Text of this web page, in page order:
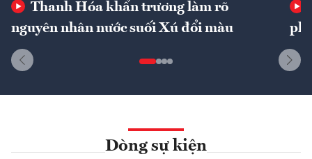
Thanh Hóa khẩn trương làm rõ
nguyên nhân nước suối Xú đổi màu
phí
Dòng sự kiện